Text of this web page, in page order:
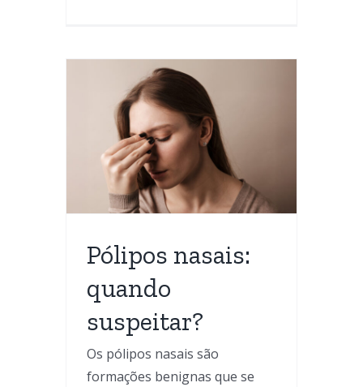
Pólipos nasais:
quando
suspeitar?
Os pólipos nasais são
formações benignas que se